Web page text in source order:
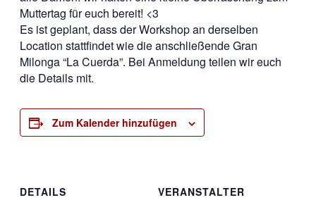
Muttertag für euch bereit! <3
Es ist geplant, dass der Workshop an derselben
Location stattfindet wie die anschließende Gran
Milonga “La Cuerda”. Bei Anmeldung teilen wir euch
die Details mit.
Zum Kalender hinzufügen
DETAILS
VERANSTALTER